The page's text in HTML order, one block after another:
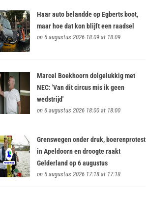
Haar auto belandde op Egberts boot,
maar hoe dat kon blijft een raadsel
on 6 augustus 2026 18:09 at 18:09
Marcel Boekhoorn dolgelukkig met
NEC: 'Van dit circus mis ik geen
wedstrijd'
on 6 augustus 2026 18:00 at 18:00
Grenswegen onder druk, boerenprotest
in Apeldoorn en droogte raakt
Gelderland op 6 augustus
on 6 augustus 2026 17:18 at 17:18